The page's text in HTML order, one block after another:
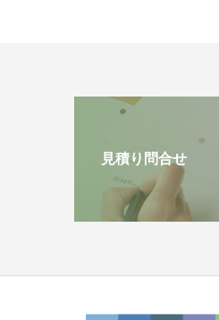
見積り問合せ